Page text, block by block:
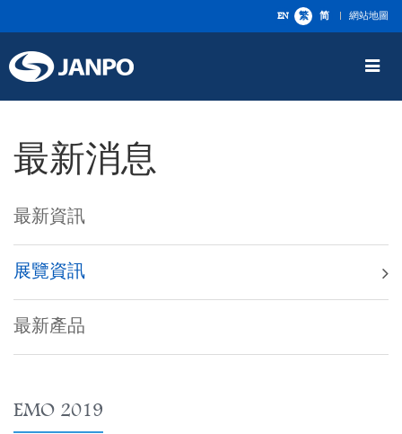
EN 繁 简 網站地圖
Toggle
最新消息
最新資訊
展覽資訊
最新產品
EMO 2019